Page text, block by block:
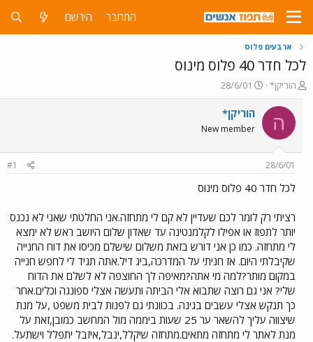
התחבר הירשם
ארבעים פלוס
לכל חדר 40 פלוס מינוס
פ
ו
ת
ח
ה
ש
א
הוריקן*
פ
ו
ר
ם
ר
ך
28/6/01
ה הוריקן*
New member
28/6/01
#1
לכל חדר 40 פלוס מינוס
רציתי רק לומר לכם שעדיין לא קם לי מתחזה.אני החלטתי שאני לא נכנס
יותר לתפוז או אפילו לקלמנטינה עד שאדון שלום היושב ראש לא ימצא
לי מתחזה. כמו כן אני דורש בזאת משלום שישלם מכיסו את דוח החנייה
שקיבלתי היום. אז חניתי על המדרכה,ביג דיל.אתה תגיד לי לחפש חנייה
במקום מותר?למה מי אתה?מאיפה לך החוצפה לא לשלם את הדוח
שלי? אני גם רוצה שתבוא אלי הביתה ותעשה אצלי ספונגה וכלים.אחר
כך תנקש אצלי עשבים בגינה. בכוונתי גם לפנות לבית משפט ,על מנת
שיצווה עליך להשאר ער 25 שעות ביממה מול המחשב כמובן,זאת על
מנת לאתר לי מתחזה מתאים.מתחזה שיקלל,ינבל,איזבל יתפלל וישתעל.